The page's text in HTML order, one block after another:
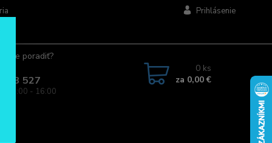
Prihlásenie
poradiť?
963 527
08:00 - 16:00
0 ks
za 0,00 €